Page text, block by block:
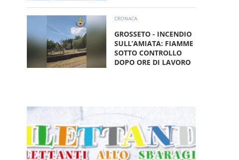
CRONACA
GROSSETO - INCENDIO
SULL’AMIATA: FIAMME
SOTTO CONTROLLO
DOPO ORE DI LAVORO